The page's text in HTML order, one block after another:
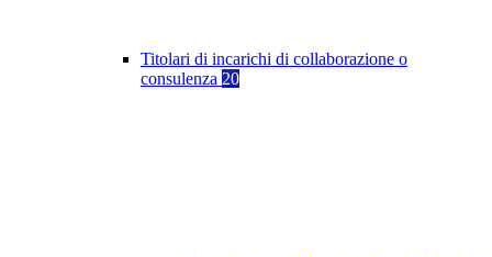
Titolari di incarichi di collaborazione o
consulenza 20